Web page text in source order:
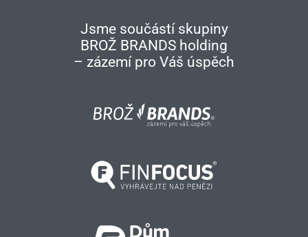
Jsme součástí skupiny
BROŽ BRANDS holding
– zázemí pro Váš úspěch